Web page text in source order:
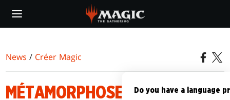
main
News / Créer Magic
MÉTAMORPHOSE Do you have a language